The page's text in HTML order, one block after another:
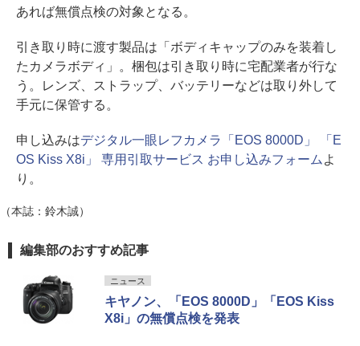
あれば無償点検の対象となる。
引き取り時に渡す製品は「ボディキャップのみを装着し
たカメラボディ」。梱包は引き取り時に宅配業者が行な
う。レンズ、ストラップ、バッテリーなどは取り外して
手元に保管する。
申し込みはデジタル一眼レフカメラ「EOS 8000D」 「E
OS Kiss X8i」 専用引取サービス お申し込みフォーム よ
り。
（本誌：鈴木誠）
編集部のおすすめ記事
ニュース
キヤノン、「EOS 8000D」「EOS Kiss
X8i」の無償点検を発表